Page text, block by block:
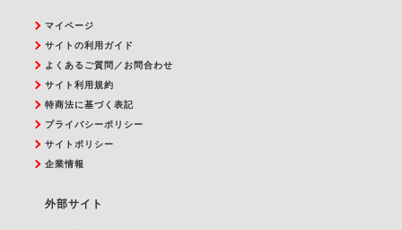
マイページ
サイトの利用ガイド
よくあるご質問／お問合わせ
サイト利用規約
特商法に基づく表記
プライバシーポリシー
サイトポリシー
企業情報
外部サイト